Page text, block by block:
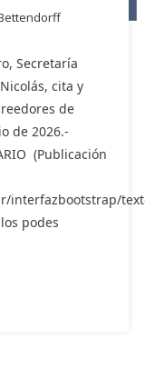
Secretaría
cita y
de
de 2026.-
(Publicación
interfazbootstrap/
podes